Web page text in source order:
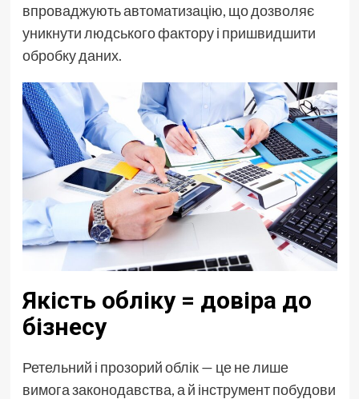
впроваджують автоматизацію, що дозволяє
уникнути людського фактору і пришвидшити
обробку даних.
Якість обліку = довіра до
бізнесу
Ретельний і прозорий облік — це не лише
вимога законодавства, а й інструмент побудови